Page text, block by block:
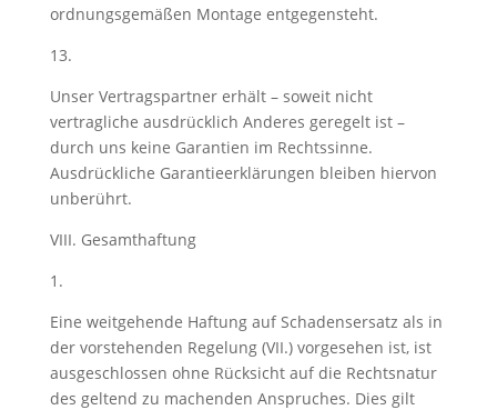
ordnungsgemäßen Montage entgegensteht.
13.
Unser Vertragspartner erhält – soweit nicht
vertragliche ausdrücklich Anderes geregelt ist –
durch uns keine Garantien im Rechtssinne.
Ausdrückliche Garantieerklärungen bleiben hiervon
unberührt.
VIII. Gesamthaftung
1.
Eine weitgehende Haftung auf Schadensersatz als in
der vorstehenden Regelung (VII.) vorgesehen ist, ist
ausgeschlossen ohne Rücksicht auf die Rechtsnatur
des geltend zu machenden Anspruches. Dies gilt